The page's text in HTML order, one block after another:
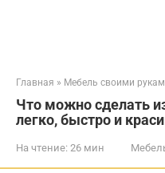
Главная » Мебель своими
Что можно сделать
легко, быстро и
На чтение: 26 мин